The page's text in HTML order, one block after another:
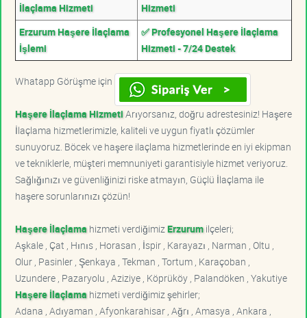
İlaçlama Hizmeti
Hizmeti
Erzurum Haşere İlaçlama
İşlemi
✅ Profesyonel Haşere İlaçlama
Hizmeti - 7/24 Destek
Whatapp Görüşme için
Haşere İlaçlama HizmetiArıyorsanız, doğru adrestesiniz! Haşere
İlaçlama hizmetlerimizle, kaliteli ve uygun fiyatlı çözümler
sunuyoruz. Böcek ve haşere ilaçlama hizmetlerinde en iyi ekipman
ve tekniklerle, müşteri memnuniyeti garantisiyle hizmet veriyoruz.
Sağlığınızı ve güvenliğinizi riske atmayın, Güçlü İlaçlama ile
haşere sorunlarınızı çözün!
Haşere İlaçlama hizmeti verdiğimiz Erzurumilçeleri;
Aşkale , Çat , Hınıs , Horasan , İspir , Karayazı , Narman , Oltu ,
Olur , Pasinler , Şenkaya , Tekman , Tortum , Karaçoban ,
Uzundere , Pazaryolu , Aziziye , Köprüköy , Palandöken , Yakutiye
Haşere İlaçlama hizmeti verdiğimiz şehirler;
Adana , Adıyaman , Afyonkarahisar , Ağrı , Amasya , Ankara ,